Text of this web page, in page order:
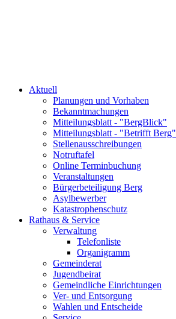
Aktuell
Planungen und Vorhaben
Bekanntmachungen
Mitteilungsblatt - "BergBlick"
Mitteilungsblatt - "Betrifft Berg"
Stellenausschreibungen
Notruftafel
Online Terminbuchung
Veranstaltungen
Bürgerbeteiligung Berg
Asylbewerber
Katastrophenschutz
Rathaus & Service
Verwaltung
Telefonliste
Organigramm
Gemeinderat
Jugendbeirat
Gemeindliche Einrichtungen
Ver- und Entsorgung
Wahlen und Entscheide